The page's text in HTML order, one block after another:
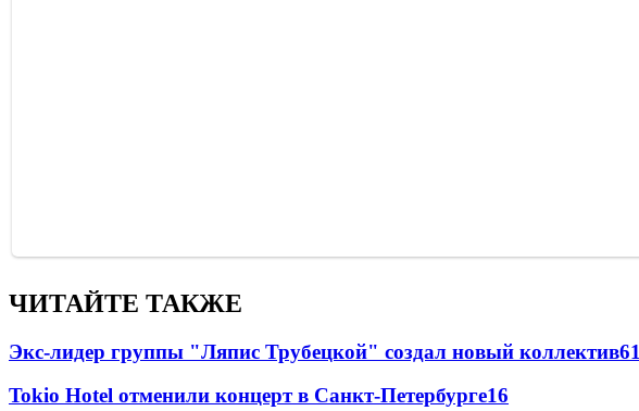
ЧИТАЙТЕ ТАКЖЕ
Экс-лидер группы "Ляпис Трубецкой" создал новый коллектив61
Tokio Hotel отменили концерт в Санкт-Петербурге16